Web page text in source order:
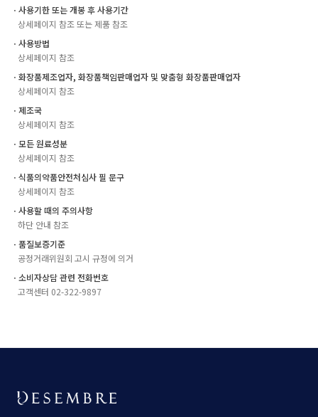
ㆍ사용기한 또는 개봉 후 사용기간
상세페이지 참조 또는 제품 참조
ㆍ사용방법
상세페이지 참조
ㆍ화장품제조업자, 화장품책임판매업자 및 맞춤형 화장품판매업자
상세페이지 참조
ㆍ제조국
상세페이지 참조
ㆍ모든 원료성분
상세페이지 참조
ㆍ식품의약품안전처심사 필 문구
상세페이지 참조
ㆍ사용할 때의 주의사항
하단 안내 참조
ㆍ품질보증기준
공정거래위원회 고시 규정에 의거
ㆍ소비자상담 관련 전화번호
고객센터 02-322-9897